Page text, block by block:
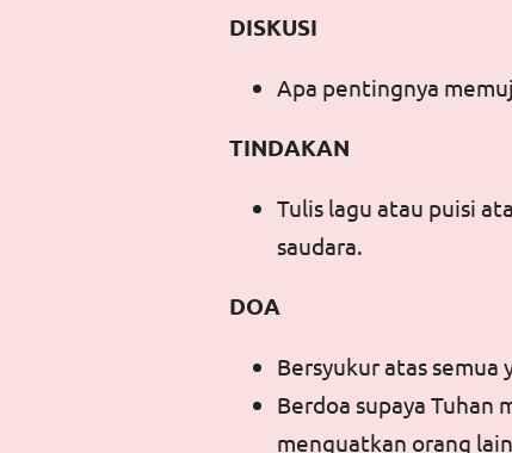
DISKUSI
Apa pentingnya
TINDAKAN
Tulis lagu atau puisi
saudara.
DOA
Bersyukur atas semua
Berdoa supaya Tuhan
menguatkan orang